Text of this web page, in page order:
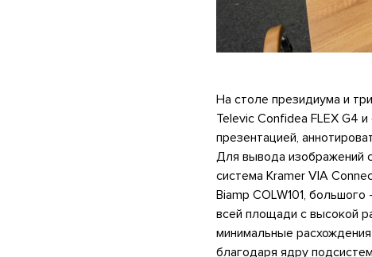
На столе президиума и
Televic Confidea FLEX G4
презентацией,
Для вывода изображений
система Kramer VIA
Biamp COLW101,
всей площади с высокой
минимальные
благодаря ядру